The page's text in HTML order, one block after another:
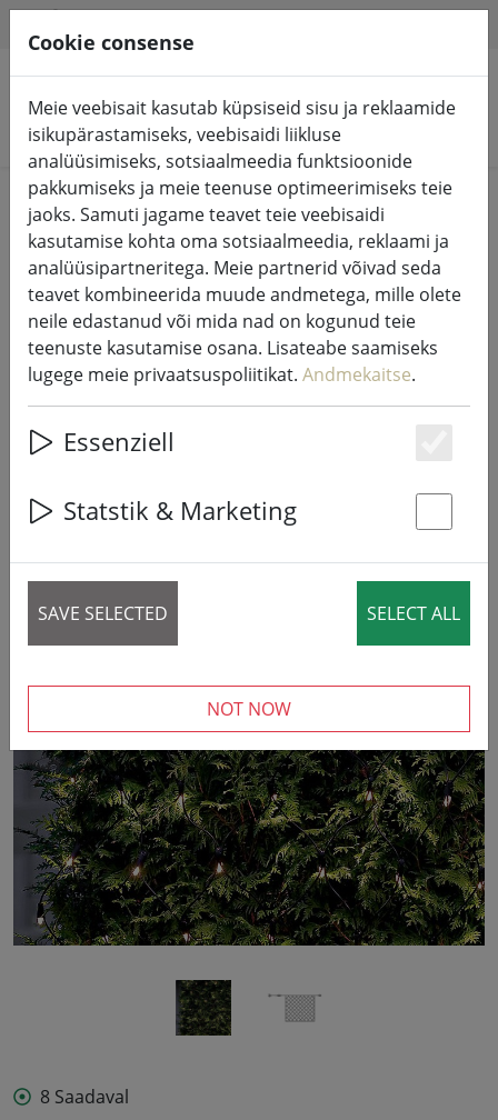
Otsi tooteid
Home
Muinasjututuled ja valgustus
Muinasjututuled
Sirius Tech-Line valgusvõrgu
stardikomplekt 196 LED soe valge 3
x 3 m 230V must välitingimustes
8 Saadaval
Cookie consense
Meie veebisait kasutab küpsiseid sisu ja reklaamide
isikupärastamiseks, veebisaidi liikluse
analüüsimiseks, sotsiaalmeedia funktsioonide
pakkumiseks ja meie teenuse optimeerimiseks teie
jaoks. Samuti jagame teavet teie veebisaidi
kasutamise kohta oma sotsiaalmeedia, reklaami ja
analüüsipartneritega. Meie partnerid võivad seda
teavet kombineerida muude andmetega, mille olete
neile edastanud või mida nad on kogunud teie
teenuste kasutamise osana. Lisateabe saamiseks
lugege meie privaatsuspoliitikat. Andmekaitse.
Essenziell
Statstik & Marketing
SAVE SELECTED SELECT ALL
NOT NOW